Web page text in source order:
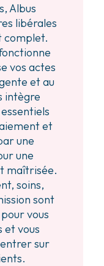
Albus
libérales
complet.
vos actes
et au
intègre
et
une
une
maîtrisée.
soins,
sont
vous
et vous
sur